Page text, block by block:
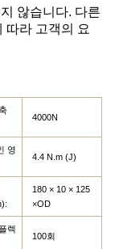
않습니다. 다른
따라 고객의 요
4000N
영
4.4 N.m (J)
180 × 10 × 125
×OD
렉
100회